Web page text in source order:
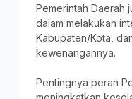
Pemerintah Daerah
dalam melakukan
Kabupaten/Kota,
kewenangannya.
Pentingnya peran